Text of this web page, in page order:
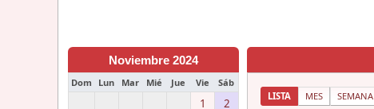
Noviembre 2024
Dom Lun Mar Mié Jue Vie Sáb
1
2
LISTA MES SEMANA